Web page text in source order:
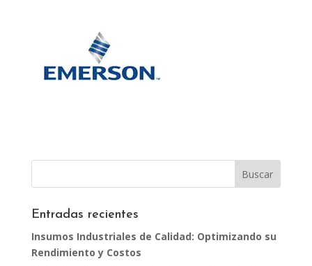
Entradas recientes
Insumos Industriales de Calidad: Optimizando su
Rendimiento y Costos